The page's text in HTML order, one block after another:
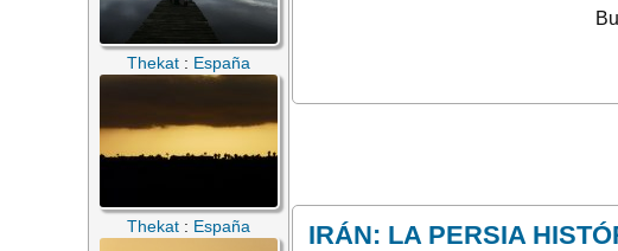
Thekat : España
Thekat : España IRÁN: LA PERSIA